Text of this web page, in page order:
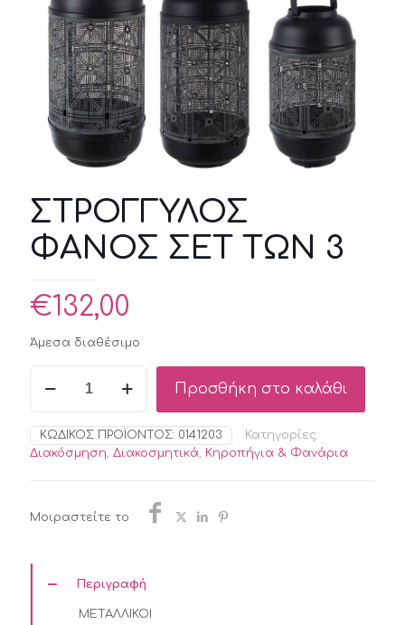
ΣΤΡΟΓΓΥΛΟΣ
ΦΑΝΟΣ ΣΕΤ ΤΩΝ 3
€132,00
Άμεσα διαθέσιμο
ΦΑΝΟΣ
ΤΩΝ
3
ποσότητα
Προσθήκη στο καλάθι
ΚΩΔΙΚΌΣ ΠΡΟΪΌΝΤΟΣ: 0141203
Κατηγορίες:
Διακόσμηση, Διακοσμητικά, Κηροπήγια & Φανάρια
Μοιραστείτε το
Περιγραφή
ΜΕΤΑΛΛΙΚΟΙ